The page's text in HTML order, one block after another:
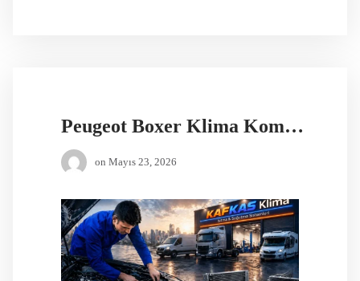
Peugeot Boxer Klima Kompresörü Fiyatı
on Mayıs 23, 2026